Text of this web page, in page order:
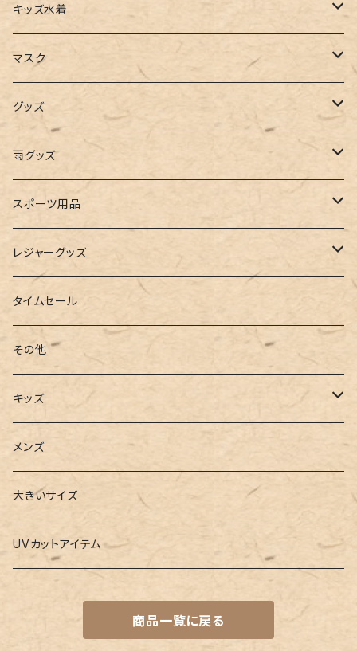
タンクトップ
キャミソール
インナー
ビスチェ
サロペット
ガウチョ
レギンス
その他
スニーカー
フラットシューズ
レインシューズ
レースアップ
ルームシューズ
インソール
ローファー
バックパック
カゴバッグ
エコバッグ
リュック
ハンドバッグ
ボストンバッグ
ワンピース
ビキニ
ワンショルダー
オフショルダー
バンドゥ
タンキニ
キャミキニ
フィットネス
2点セット
3点セット
4点セット
5点セット
水着関連商品
キッズ水着
女の子
男の子
ユニセックス
マスク
アクセサリー
マスクケース
グッズ
帽子
ストール・マフラー
手袋
ポーチ
パスケース
ウォレット
カードケース
キーケース
メガネチェーン
雨グッズ
レインコート
スポーツ用品
トレーニング・スポーツウェア
トレーニンググッズ
ヨガウェア
ヨガソックス
ヨガグッズ
ヨガマット
レジャーグッズ
ビーチグッズ
タイムセール
その他
キッズ
Girls
水着
バレー
Boys
水着
グッズ
メンズ
大きいサイズ
UVカットアイテム
商品一覧に戻る